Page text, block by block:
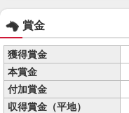
賞金
獲得賞金
本賞金
付加賞金
収得賞金（平地）